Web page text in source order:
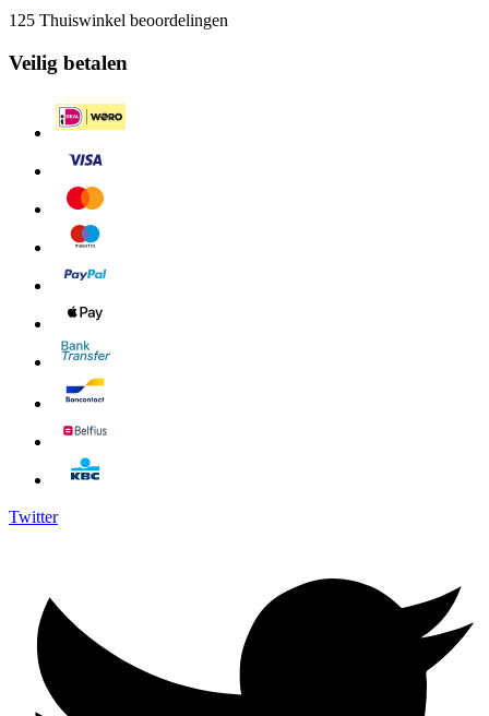
125 Thuiswinkel beoordelingen
Veilig betalen
Twitter